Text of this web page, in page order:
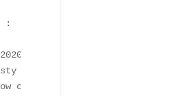
:
(Lyon).
cooking.